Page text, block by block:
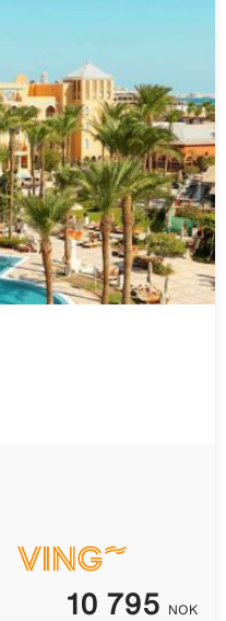
10 795 NOK